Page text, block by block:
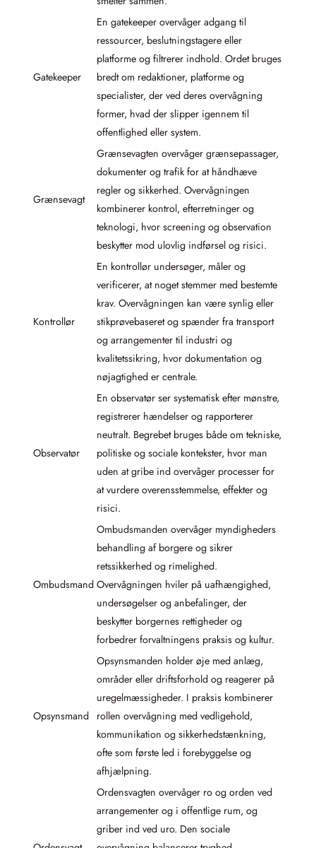
Gatekeeper
En gatekeeper overvåger adgang til
ressourcer, beslutningstagere eller
platforme og filtrerer indhold. Ordet bruges
bredt om redaktioner, platforme og
specialister, der ved deres overvågning
former, hvad der slipper igennem til
offentlighed eller system.
Grænsevagt
Grænsevagten overvåger grænsepassager,
dokumenter og trafik for at håndhæve
regler og sikkerhed. Overvågningen
kombinerer kontrol, efterretninger og
teknologi, hvor screening og observation
beskytter mod ulovlig indførsel og risici.
Kontrollør
En kontrollør undersøger, måler og
verificerer, at noget stemmer med bestemte
krav. Overvågningen kan være synlig eller
stikprøvebaseret og spænder fra transport
og arrangementer til industri og
kvalitetssikring, hvor dokumentation og
nøjagtighed er centrale.
Observatør
En observatør ser systematisk efter mønstre,
registrerer hændelser og rapporterer
neutralt. Begrebet bruges både om tekniske,
politiske og sociale kontekster, hvor man
uden at gribe ind overvåger processer for
at vurdere overensstemmelse, effekter og
risici.
Ombudsmand
Ombudsmanden overvåger myndigheders
behandling af borgere og sikrer
retssikkerhed og rimelighed.
Overvågningen hviler på uafhængighed,
undersøgelser og anbefalinger, der
beskytter borgernes rettigheder og
forbedrer forvaltningens praksis og kultur.
Opsynsmand
Opsynsmanden holder øje med anlæg,
områder eller driftsforhold og reagerer på
uregelmæssigheder. I praksis kombinerer
rollen overvågning med vedligehold,
kommunikation og sikkerhedstænkning,
ofte som første led i forebyggelse og
afhjælpning.
Ordensvagten overvåger ro og orden ved
arrangementer og i offentlige rum, og
griber ind ved uro. Den sociale